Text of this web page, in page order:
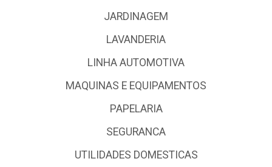
JARDINAGEM
LAVANDERIA
LINHA AUTOMOTIVA
MAQUINAS E EQUIPAMENTOS
PAPELARIA
SEGURANCA
UTILIDADES DOMESTICAS